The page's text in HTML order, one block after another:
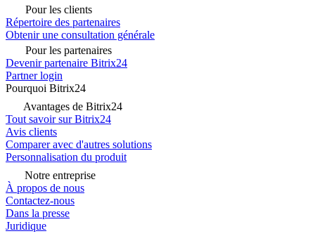
Pour les clients
Répertoire des partenaires
Obtenir une consultation générale
Pour les partenaires
Devenir partenaire Bitrix24
Partner login
Pourquoi Bitrix24
Avantages de Bitrix24
Tout savoir sur Bitrix24
Avis clients
Comparer avec d'autres solutions
Personnalisation du produit
Notre entreprise
À propos de nous
Contactez-nous
Dans la presse
Juridique